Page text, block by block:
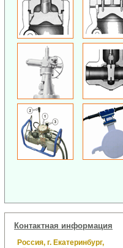
Контактная информация
Россия, г. Екатеринбург,